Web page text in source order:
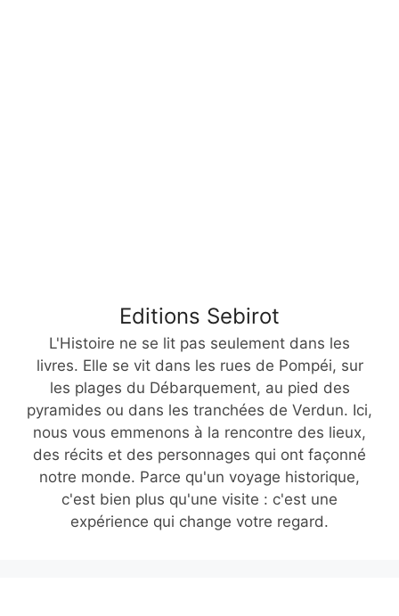
Editions Sebirot
L'Histoire ne se lit pas seulement dans les
livres. Elle se vit dans les rues de Pompéi, sur
les plages du Débarquement, au pied des
pyramides ou dans les tranchées de Verdun. Ici,
nous vous emmenons à la rencontre des lieux,
des récits et des personnages qui ont façonné
notre monde. Parce qu'un voyage historique,
c'est bien plus qu'une visite : c'est une
expérience qui change votre regard.